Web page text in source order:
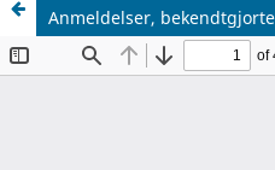
Anmeldelser,